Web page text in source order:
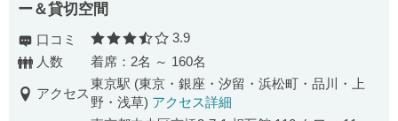
ー＆貸切空間
口コミ 口コミ評価
3.9
人数
着席：2名 ～ 160名
アクセス
東京駅 (東京・銀座・汐留・浜松町・品川・上
野・浅草) アクセス詳細